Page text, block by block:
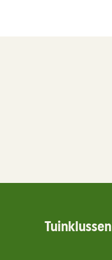
Tuinklussen